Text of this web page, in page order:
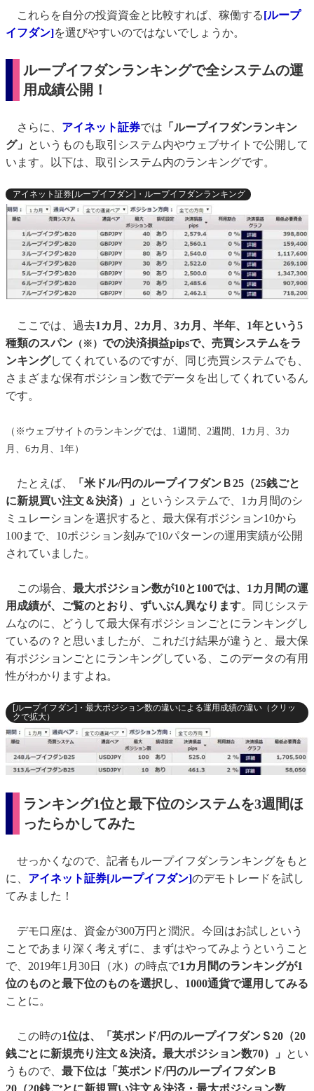
これらを自分の投資資金と比較すれば、稼働する[ループ
イフダン]を選びやすいのではないでしょうか。
ループイフダンランキングで全システムの運
用成績公開！
さらに、 アイネット証券では 「ループイフダンランキン
グ」
というものも取引システム内やウェブサイトで公開して
います。以下は、取引システム内のランキングです。
アイネット証券[ループイフダン]・ループイフダンランキング
ここでは、過去1カ月、2カ月、3カ月、半年、1年という5
種類のスパン （※） での決済損益pipsで、売買システムをラ
ンキングしてくれているのですが、同じ売買システムでも、
さまざまな保有ポジション数でデータを出してくれているん
です。
（※ウェブサイトのランキングでは、1週間、2週間、1カ月、3カ
月、6カ月、1年）
たとえば、
「米ドル/円のループイフダンＢ25（25銭ごと
に新規買い注文＆決済）」
というシステムで、1カ月間のシ
ミュレーションを選択すると、最大保有ポジション10から
100まで、10ポジション刻みで10パターンの運用実績が公開
されていました。
この場合、 最大ポジション数が10と100では、1カ月間の運
用成績が、ご覧のとおり、ずいぶん異なります。同じシステ
ムなのに、どうして最大保有ポジションごとにランキングし
ているの？と思いましたが、これだけ結果が違うと、最大保
有ポジションごとにランキングしている、このデータの有用
性がわかりますよね。
[ループイフダン]・最大ポジション数の違いによる運用成績の違い（クリッ
クで拡大）
ランキング1位と最下位のシステムを3週間ほ
ったらかしてみた
せっかくなので、記者もループイフダンランキングをもと
に、 アイネット証券[ループイフダン]のデモトレードを試し
てみました！
デモ口座は、資金が300万円と潤沢。今回はお試しという
ことであまり深く考えずに、まずはやってみようということ
で、2019年1月30日（水）の時点で1カ月間のランキングが1
位のものと最下位のものを選択し、1000通貨で運用してみる
ことに。
この時の1位は、「英ポンド/円のループイフダンＳ20（20
銭ごとに新規売り注文＆決済。最大ポジション数70）」
とい
うもので、 最下位は「英ポンド/円のループイフダンＢ
20（20銭ごとに新規買い注文＆決済・最大ポジション数